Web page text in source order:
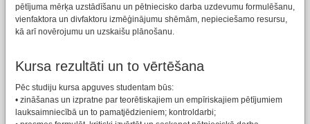
pētījuma mērķa uzstādīšanu un pētniecisko darba uzdevumu formulēšanu,
vienfaktora un divfaktoru izmēģinājumu shēmām, nepieciešamo resursu,
kā arī novērojumu un uzskaišu plānošanu.
Kursa rezultāti un to vērtēšana
Pēc studiju kursa apguves studentam būs:
• zināšanas un izpratne par teorētiskajiem un empīriskajiem pētījumiem
lauksaimniecībā un to pamatjēdzieniem; kontroldarbi;